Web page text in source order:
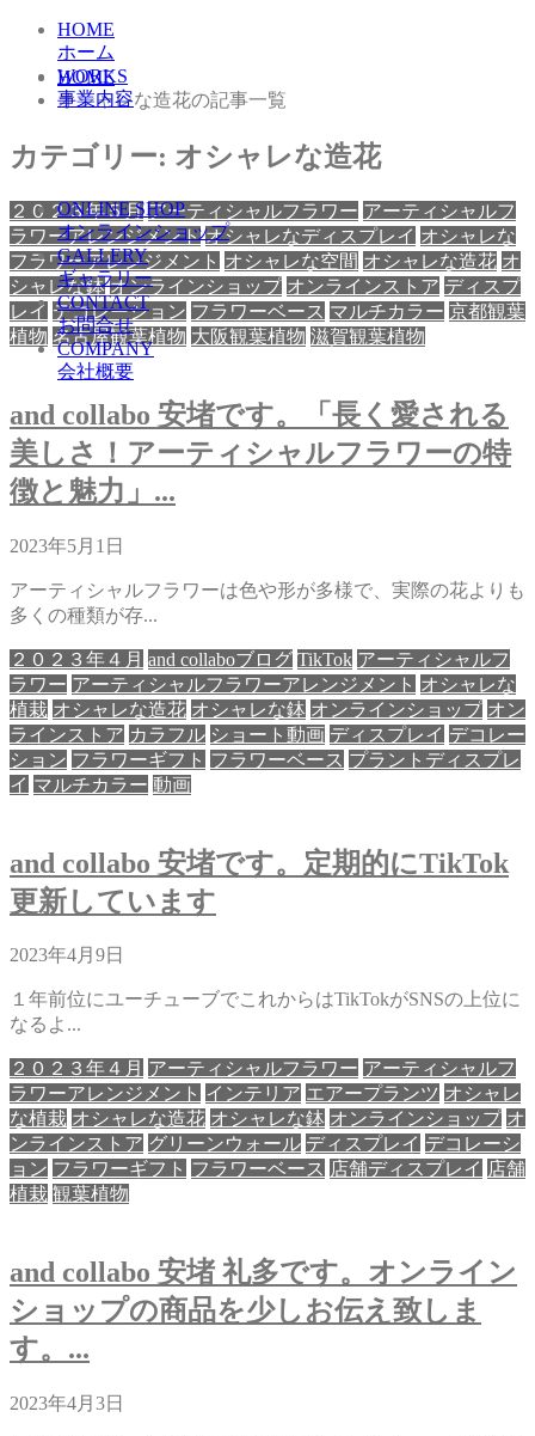
HOME
ホーム
WORKS
事業内容
ONLINE SHOP
オンラインショップ
GALLERY
ギャラリー
CONTACT
お問合せ
COMPANY
会社概要
HOME
オシャレな造花の記事一覧
カテゴリー: オシャレな造花
２０２３年５月 アーティシャルフラワー アーティシャルフ
ラワーアレンジメント オシャレなディスプレイ オシャレな
フラワーアレンジメント オシャレな空間 オシャレな造花 オ
シャレな鉢 オンラインショップ オンラインストア ディスプ
レイ デコレーション フラワーベース マルチカラー 京都観葉
植物 名古屋観葉植物 大阪観葉植物 滋賀観葉植物
and collabo 安堵です。「長く愛される
美しさ！アーティシャルフラワーの特
徴と魅力」...
2023年5月1日
アーティシャルフラワーは色や形が多様で、実際の花よりも
多くの種類が存...
２０２３年４月 and collaboブログ TikTok アーティシャルフ
ラワー アーティシャルフラワーアレンジメント オシャレな
植栽 オシャレな造花 オシャレな鉢 オンラインショップ オン
ラインストア カラフル ショート動画 ディスプレイ デコレー
ション フラワーギフト フラワーベース プラントディスプレ
イ マルチカラー 動画
and collabo 安堵です。定期的にTikTok
更新しています
2023年4月9日
１年前位にユーチューブでこれからはTikTokがSNSの上位に
なるよ...
２０２３年４月 アーティシャルフラワー アーティシャルフ
ラワーアレンジメント インテリア エアープランツ オシャレ
な植栽 オシャレな造花 オシャレな鉢 オンラインショップ オ
ンラインストア グリーンウォール ディスプレイ デコレーシ
ョン フラワーギフト フラワーベース 店舗ディスプレイ 店舗
植栽 観葉植物
and collabo 安堵 礼多です。オンライン
ショップの商品を少しお伝え致しま
す。...
2023年4月3日